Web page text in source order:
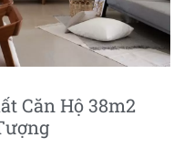
Căn Hộ 38m2